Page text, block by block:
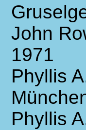
John
1971
Phyllis
Phyllis